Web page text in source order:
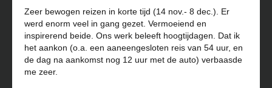
Zeer bewogen reizen in korte tijd (14 nov.- 8 dec.). Er
werd enorm veel in gang gezet. Vermoeiend en
inspirerend beide. Ons werk beleeft hoogtijdagen. Dat ik
het aankon (o.a. een aaneengesloten reis van 54 uur, en
de dag na aankomst nog 12 uur met de auto) verbaasde
me zeer.